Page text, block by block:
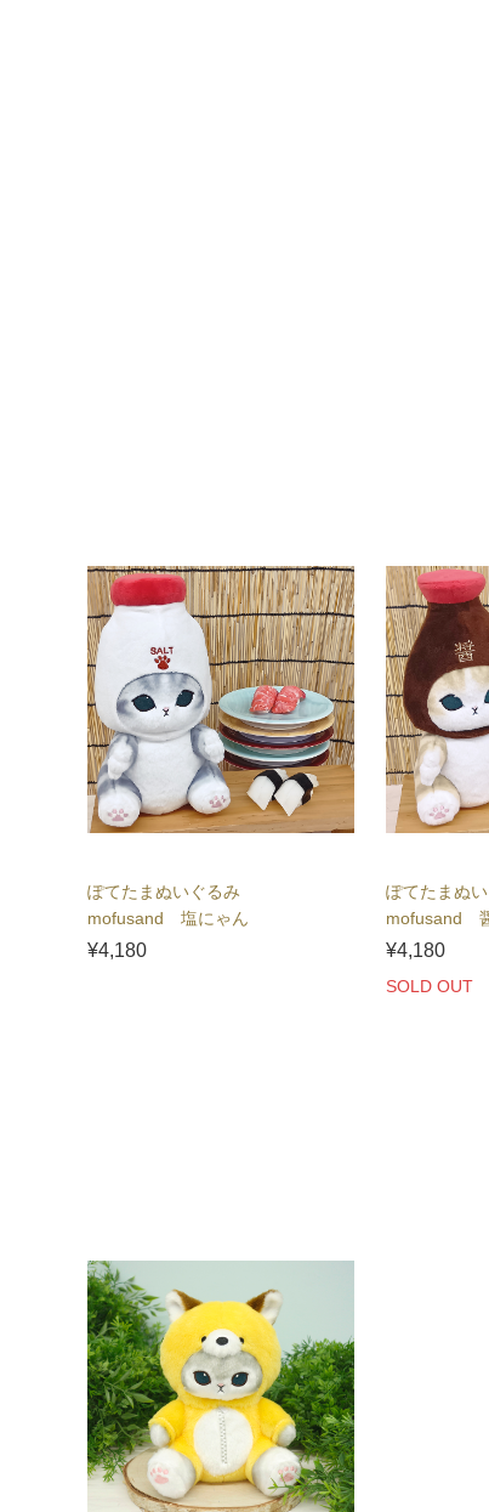
ぽてたまぬいぐるみ
mofusand 塩にゃん
¥4,180
ぽてたまぬ
mofusand
¥4,180
SOLD OUT